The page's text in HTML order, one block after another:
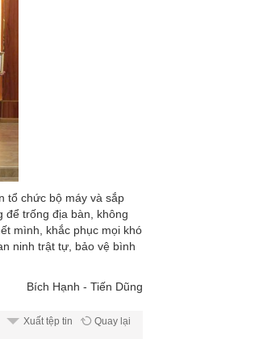
tổ chức bộ máy và sắp
để trống địa bàn, không
mình, khắc phục mọi khó
ninh trật tự, bảo vệ bình
Bích Hạnh - Tiến Dũng
Quay lại
Xuất tệp tin